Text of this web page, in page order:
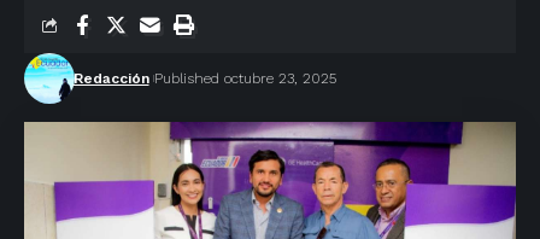
Redacción Published octubre 23, 2025